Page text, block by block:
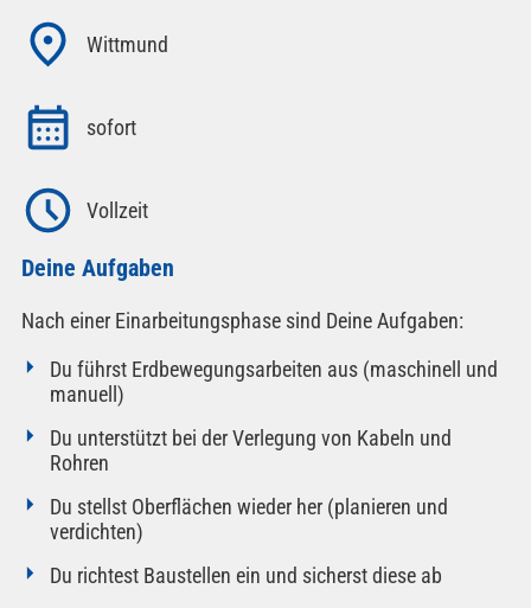
Wittmund
sofort
Vollzeit
Deine Aufgaben
Nach einer Einarbeitungsphase sind Deine Aufgaben:
Du führst Erdbewegungsarbeiten aus (maschinell und
manuell)
Du unterstützt bei der Verlegung von Kabeln und
Rohren
Du stellst Oberflächen wieder her (planieren und
verdichten)
Du richtest Baustellen ein und sicherst diese ab